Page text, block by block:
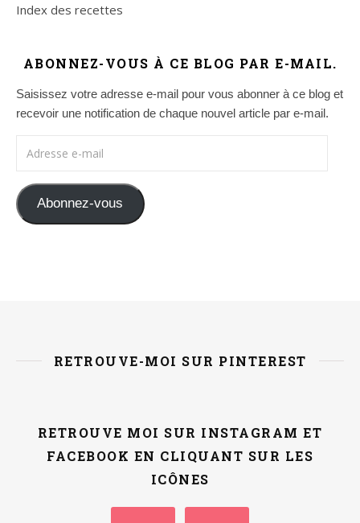
Index des recettes
ABONNEZ-VOUS À CE BLOG PAR E-MAIL.
Saisissez votre adresse e-mail pour vous abonner à ce blog et
recevoir une notification de chaque nouvel article par e-mail.
Abonnez-vous
RETROUVE-MOI SUR PINTEREST
RETROUVE MOI SUR INSTAGRAM ET
FACEBOOK EN CLIQUANT SUR LES
ICÔNES